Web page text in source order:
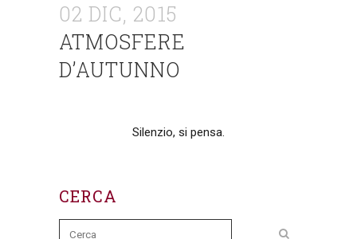
02 DIC, 2015
ATMOSFERE
D’AUTUNNO
Silenzio, si pensa.
CERCA